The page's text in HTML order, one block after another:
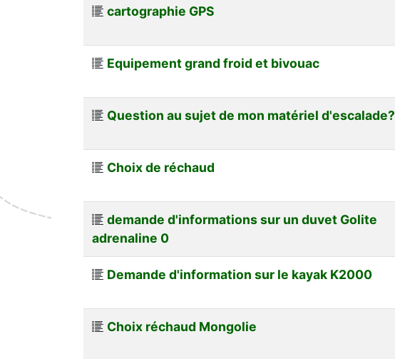
cartographie GPS
Equipement grand froid et bivouac
Question au sujet de mon matériel d'escalade?
Choix de réchaud
demande d'informations sur un duvet Golite
adrenaline 0
Demande d'information sur le kayak K2000
Choix réchaud Mongolie